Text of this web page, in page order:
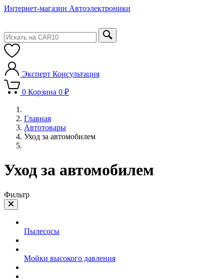
Интернет-магазин Автоэлектроники
Эксперт Консультация
0 Корзина 0 ₽
Главная
Автотовары
Уход за автомобилем
Уход за автомобилем
Фильтр
Пылесосы
Мойки высокого давления